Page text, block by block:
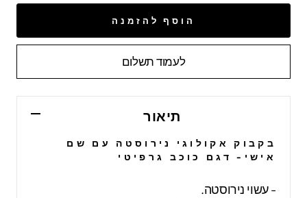
הוסף להזמנה
לעמוד תשלום
תיאור
בקבוק אקולוגי נירוסטה עם שם
אישי- דגם כוכב גרפיטי
- עשוי נירוסטה.